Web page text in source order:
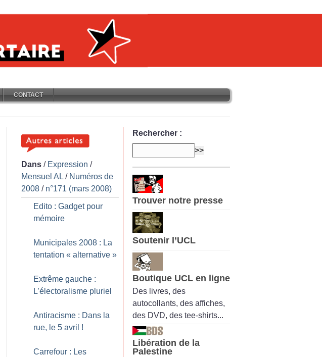
CONTACT
Dans / Expression /
Mensuel AL / Numéros de
2008 / n°171 (mars 2008)
Edito : Gadget pour
mémoire
Municipales 2008 : La
tentation « alternative »
Extrême gauche :
L’électoralisme pluriel
Antiracisme : Dans la
rue, le 5 avril !
Carrefour : Les
Rechercher :
Trouver notre presse
Soutenir l’UCL
Boutique UCL en ligne
Des livres, des
autocollants, des affiches,
des DVD, des tee-shirts...
Libération de la
Palestine